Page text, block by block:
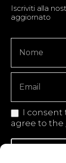
Iscriviti alla
aggiornato
Signup
Copy
I consent
agree to the